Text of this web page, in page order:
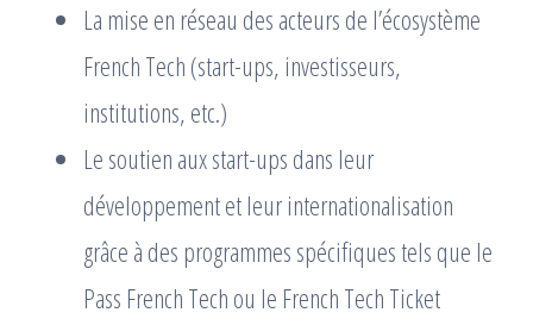
La mise en réseau des acteurs de l’écosystème
French Tech (start-ups, investisseurs,
institutions, etc.)
Le soutien aux start-ups dans leur
développement et leur internationalisation
grâce à des programmes spécifiques tels que le
Pass French Tech ou le French Tech Ticket